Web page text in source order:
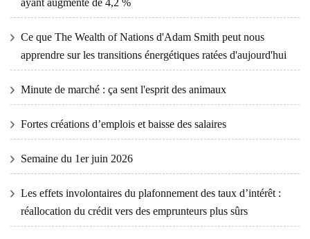
ayant augmenté de 4,2 %
Ce que The Wealth of Nations d'Adam Smith peut nous
apprendre sur les transitions énergétiques ratées d'aujourd'hui
Minute de marché : ça sent l'esprit des animaux
Fortes créations d’emplois et baisse des salaires
Semaine du 1er juin 2026
Les effets involontaires du plafonnement des taux d’intérêt :
réallocation du crédit vers des emprunteurs plus sûrs